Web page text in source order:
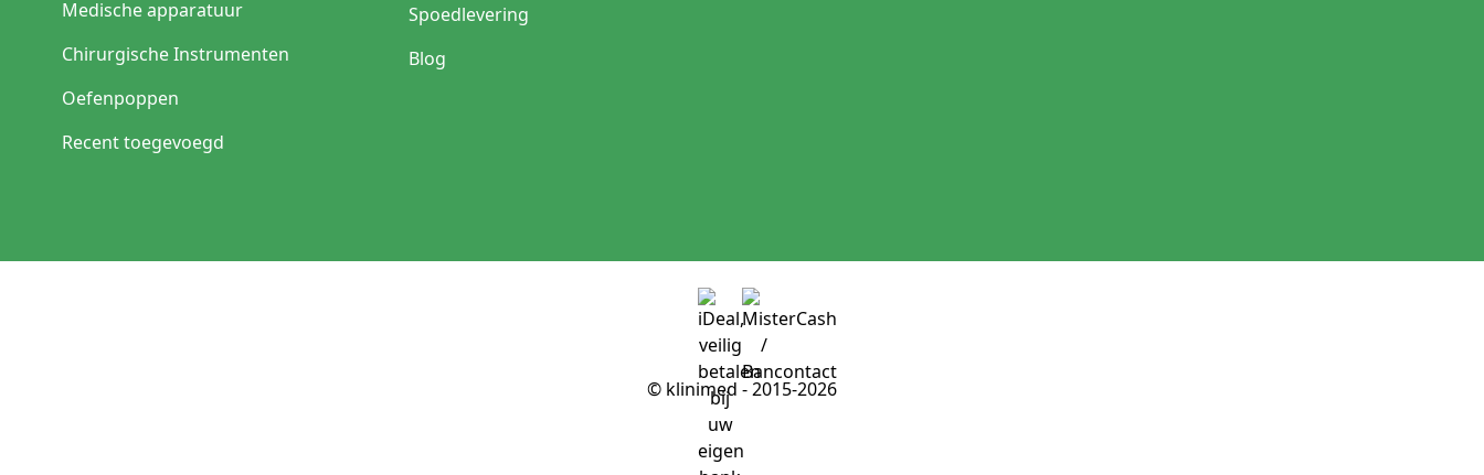
Medische apparatuur
Chirurgische Instrumenten
Oefenpoppen
Recent toegevoegd
Spoedlevering
Blog
© klinimed - 2015-2026